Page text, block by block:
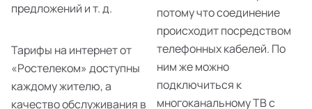
предложений и т. д.
Тарифы на интернет от
«Ростелеком» доступны
каждому жителю, а
качество обслуживания в
потому что соединение
происходит посредством
телефонных кабелей. По
ним же можно
подключиться к
многоканальному ТВ с